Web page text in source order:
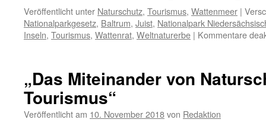
Veröffentlicht unter Naturschutz, Tourismus, Wattenmeer |
Nationalparkgesetz, Baltrum, Juist, Nationalpark
Inseln, Tourismus, Wattenrat, Weltnaturerbe | Kommentare
„Das Miteinander von
Tourismus“
Veröffentlicht am 10. November 2018von Redaktion